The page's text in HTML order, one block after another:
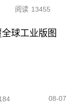
阅读 13455
球工业版图
08-07